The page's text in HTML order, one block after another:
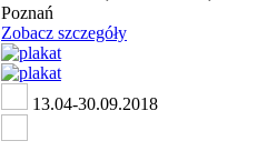
Poznań
Zobacz szczegóły
13.04-30.09.2018